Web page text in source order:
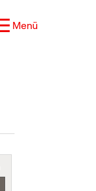
Menü